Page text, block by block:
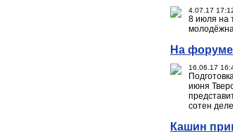
4.07.17
8 июля на
На форуме
16.06.17
июня
сотен
Кашин